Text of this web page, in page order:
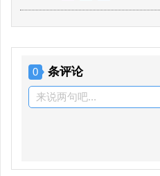
0 条评论
来说两句吧...